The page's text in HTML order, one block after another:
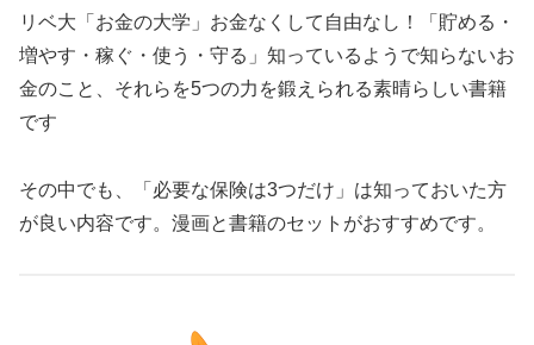
リベ大「お金の大学」お金なくして自由なし！「貯める・
増やす・稼ぐ・使う・守る」知っているようで知らないお
金のこと、それらを5つの力を鍛えられる素晴らしい書籍
です
その中でも、「必要な保険は3つだけ」は知っておいた方
が良い内容です。漫画と書籍のセットがおすすめです。